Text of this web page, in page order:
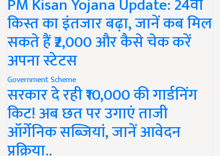
किस्त का इंतजार बढ़ा, जानें कब मिल
सकते हैं ₹2,000 और कैसे चेक करें
अपना स्टेटस
Government Scheme
सरकार दे रही ₹10,000 की गार्डनिंग
किट! अब छत पर उगाएं ताजी
ऑर्गेनिक सब्जियां, जानें आवेदन
प्रक्रिया..